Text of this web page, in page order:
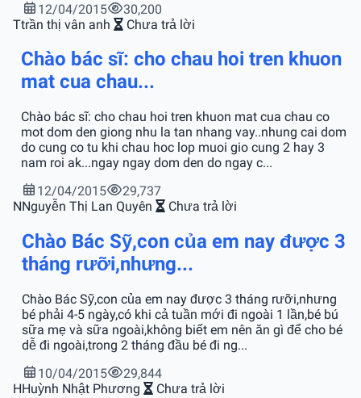
12/04/2015
30,200
Ttrần thị vân anh Chưa trả lời
Chào bác sĩ: cho chau hoi tren khuon
mat cua chau...
Chào bác sĩ: cho chau hoi tren khuon mat cua chau co
mot dom den giong nhu la tan nhang vay..nhung cai dom
do cung co tu khi chau hoc lop muoi gio cung 2 hay 3
nam roi ak...ngay ngay dom den do ngay c...
12/04/2015
29,737
NNguyễn Thị Lan Quyên Chưa trả lời
Chào Bác Sỹ,con của em nay được 3
tháng rưỡi,nhưng...
Chào Bác Sỹ,con của em nay được 3 tháng rưỡi,nhưng
bé phải 4-5 ngày,có khi cả tuần mới đi ngoài 1 lần,bé bú
sữa mẹ và sữa ngoài,không biết em nên ăn gì để cho bé
dễ đi ngoài,trong 2 tháng đầu bé đi ng...
10/04/2015
29,844
HHuỳnh Nhật Phương Chưa trả lời